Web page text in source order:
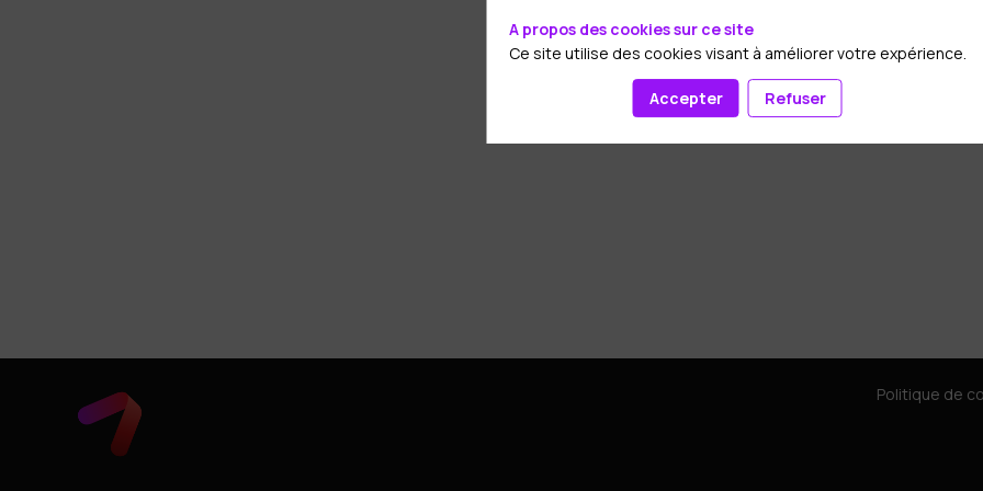
Politique de
A propos des cookies sur ce site
Ce site utilise des cookies visant à améliorer votre expérience.
Accepter Refuser